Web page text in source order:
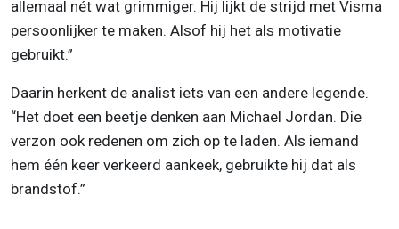
allemaal nét wat grimmiger. Hij lijkt de strijd met Visma
persoonlijker te maken. Alsof hij het als motivatie
gebruikt.”
Daarin herkent de analist iets van een andere legende.
“Het doet een beetje denken aan Michael Jordan. Die
verzon ook redenen om zich op te laden. Als iemand
hem één keer verkeerd aankeek, gebruikte hij dat als
brandstof.”